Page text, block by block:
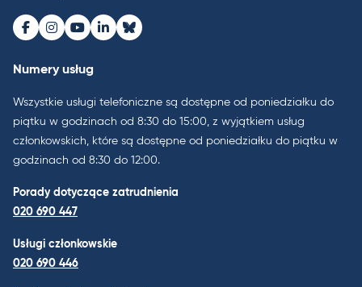
Facebook
Instagram
Youtube
LinkedInBluesky
Numery usług
Wszystkie usługi telefoniczne są dostępne od poniedziałku do
piątku w godzinach od 8:30 do 15:00, z wyjątkiem usług
członkowskich, które są dostępne od poniedziałku do piątku w
godzinach od 8:30 do 12:00.
Porady dotyczące zatrudnienia
020 690 447
Usługi członkowskie
020 690 446